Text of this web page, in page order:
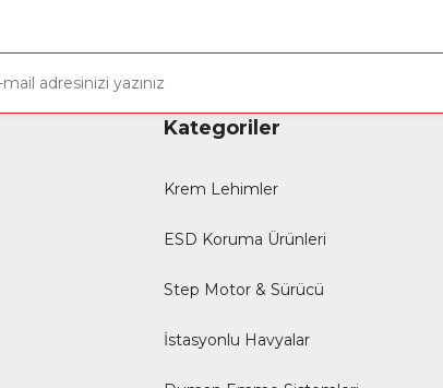
Kategoriler
Krem Lehimler
ESD Koruma Ürünleri
Step Motor & Sürücü
İstasyonlu Havyalar